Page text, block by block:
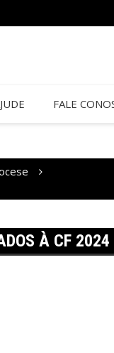
FALE
À CF 2024